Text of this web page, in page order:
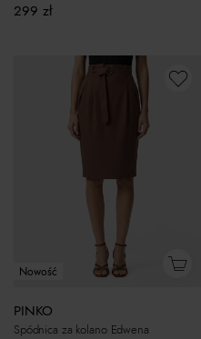
299 zł
Nowość
PINKO
Spódnica za kolano Edwena